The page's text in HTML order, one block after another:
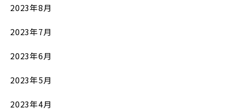
2023年8月
2023年7月
2023年6月
2023年5月
2023年4月